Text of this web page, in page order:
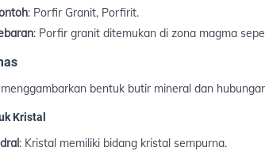
: Porfir Granit, Porfirit.
: Porfir granit ditemukan di zona magma
bentuk butir mineral dan
Kristal
: Kristal memiliki bidang kristal sempurna.